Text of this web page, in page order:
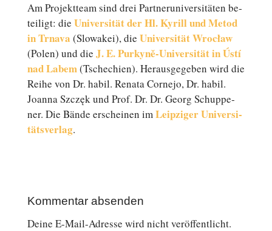
Am Pro­jekt­team sind drei Part­ner­uni­ver­si­tä­ten be­
tei­ligt: die Uni­ver­si­tät der Hl. Kyrill und Metod
in Trnava (Slo­wa­kei), die Uni­ver­si­tät Wrocław
(Polen) und die J. E. Purkyně-Universität in Ústí
nad Labem(Tsche­chi­en). Her­aus­ge­ge­ben wird die
Reihe von Dr. habil. Renata Cornejo, Dr. habil.
Joanna Szczęk und Prof. Dr. Dr. Georg Schup­pe­
ner. Die Bände er­schei­nen imLeip­zi­ger Uni­ver­si­
täts­ver­lag.
Kommentar absenden
Deine E-Mail-Adresse wird nicht veröffentlicht.